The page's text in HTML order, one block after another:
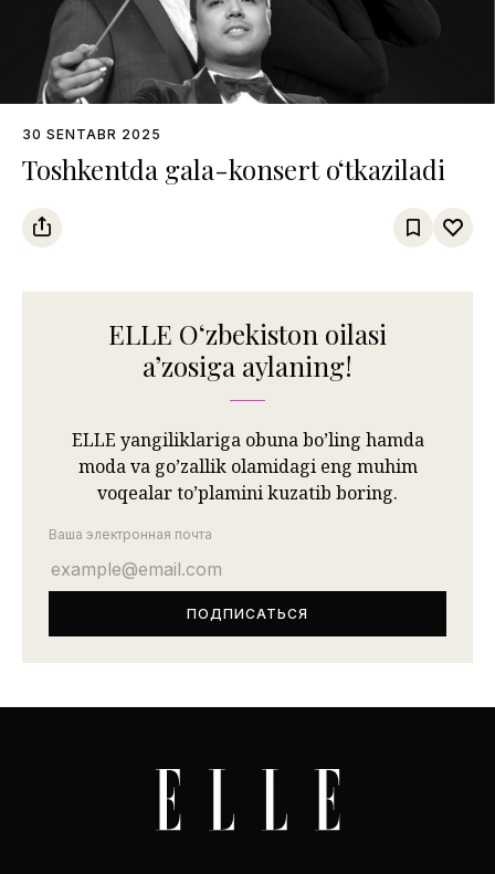
30 SENTABR 2025
Toshkentda gala-konsert o‘tkaziladi
ELLE Oʻzbekiston oilasi
aʼzosiga aylaning!
ELLE yangiliklariga obuna bo’ling hamda
moda va go’zallik olamidagi eng muhim
voqealar to’plamini kuzatib boring.
Ваша электронная почта